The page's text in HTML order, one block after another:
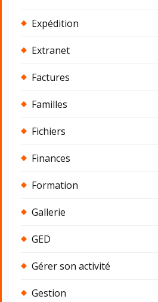
Expédition
Extranet
Factures
Familles
Fichiers
Finances
Formation
Gallerie
GED
Gérer son activité
Gestion